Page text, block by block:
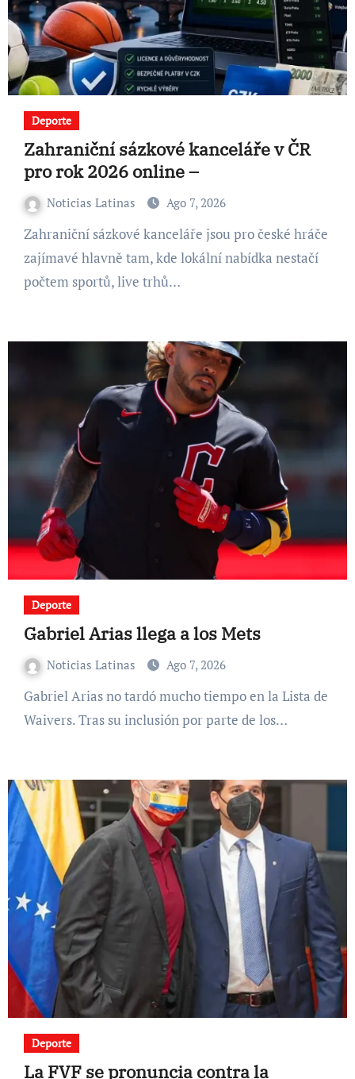
Deporte
Zahraniční sázkové kanceláře v ČR
pro rok 2026 online –
Noticias Latinas Ago 7, 2026
Zahraniční sázkové kanceláře jsou pro české hráče
zajímavé hlavně tam, kde lokální nabídka nestačí
počtem sportů, live trhů…
Deporte
Gabriel Arias llega a los Mets
Noticias Latinas Ago 7, 2026
Gabriel Arias no tardó mucho tiempo en la Lista de
Waivers. Tras su inclusión por parte de los…
Deporte
La FVF se pronuncia contra la